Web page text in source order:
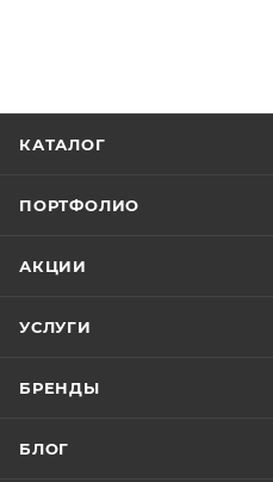
КАТАЛОГ
ПОРТФОЛИО
АКЦИИ
УСЛУГИ
БРЕНДЫ
БЛОГ